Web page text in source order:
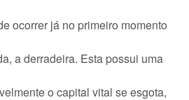
ocorrer já no primeiro momento
a derradeira. Esta possui uma
o capital vital se esgota,